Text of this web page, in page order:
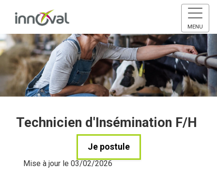
MENU
Technicien d'Insémination F/H
Je postule
Mise à jour le 03/02/2026